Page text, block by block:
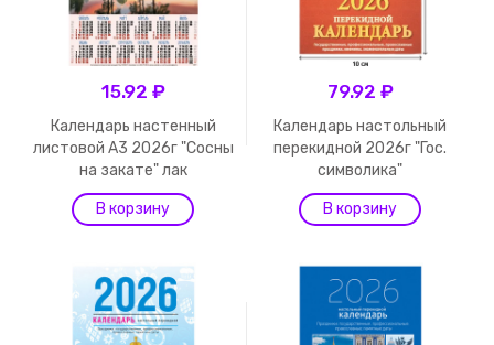
15.92 ₽
Календарь настенный
листовой А3 2026г "Сосны
на закате" лак
79.92 ₽
Календарь настольный
перекидной 2026г "Гос.
символика"